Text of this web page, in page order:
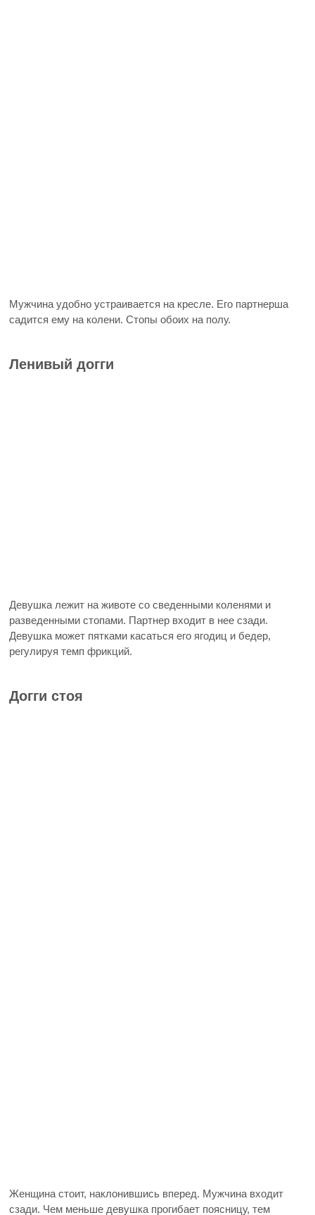
Мужчина удобно устраивается на кресле. Его партнерша
садится ему на колени. Стопы обоих на полу.
Ленивый догги
Девушка лежит на животе со сведенными коленями и
разведенными стопами. Партнер входит в нее сзади.
Девушка может пятками касаться его ягодиц и бедер,
регулируя темп фрикций.
Догги стоя
Женщина стоит, наклонившись вперед. Мужчина входит
сзади. Чем меньше девушка прогибает поясницу, тем